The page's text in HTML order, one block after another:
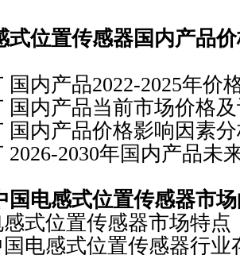
式位置传感器国内产品
产品2022-2025年价
内产品当前市场价格及
内产品价格影响因素分
2030年国内产品未
国电感式位置传感器市
位置传感器市场特点
感式位置传感器行业